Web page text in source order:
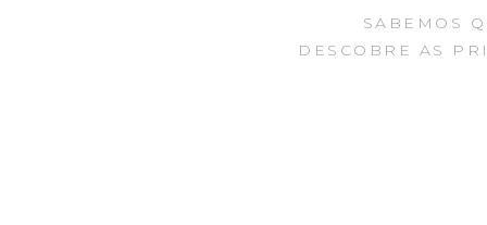
SABEMOS
DESCOBRE AS